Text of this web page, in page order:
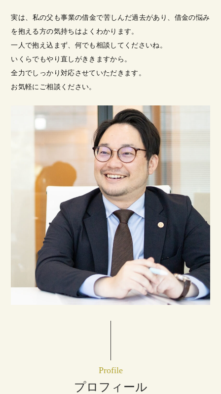
実は、私の父も事業の借金で苦しんだ過去があり、借金の悩み
を抱える方の気持ちはよくわかります。
一人で抱え込まず、何でも相談してくださいね。
いくらでもやり直しがききますから。
全力でしっかり対応させていただきます。
お気軽にご相談ください。
Profile
プロフィール